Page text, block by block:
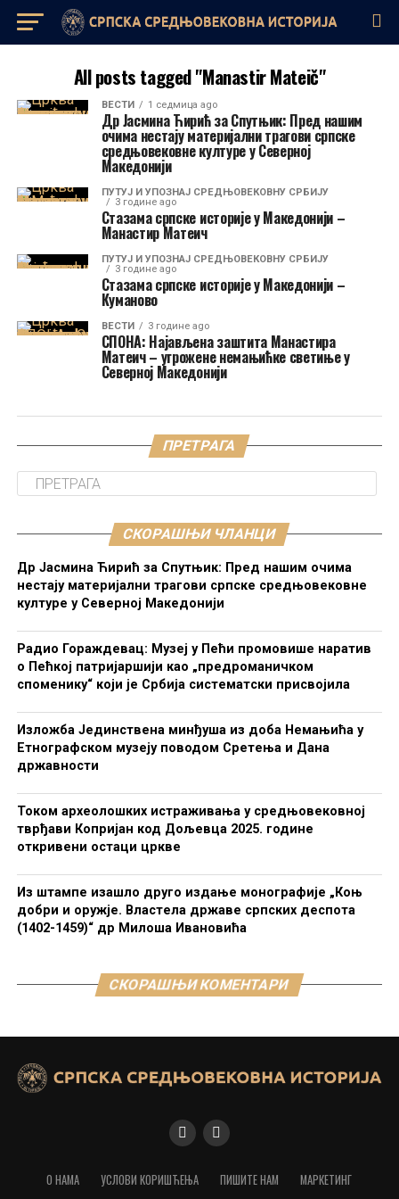
All posts tagged "Manastir Mateič"
ВЕСТИ 1 седмица ago
Др Јасмина Ћирић за Спутњик: Пред нашим
очима нестају материјални трагови српске
средњовековне културе у Северној
Македонији
ПУТУЈ И УПОЗНАЈ СРЕДЊОВЕКОВНУ СРБИЈУ
3 године ago
Стазама српске историје у Македонији –
Манастир Матеич
ПУТУЈ И УПОЗНАЈ СРЕДЊОВЕКОВНУ СРБИЈУ
3 године ago
Стазама српске историје у Македонији –
Куманово
ВЕСТИ 3 године ago
СПОНА: Најављена заштита Манастира
Матеич – угрожене немањићке светиње у
Северној Македонији
ПРЕТРАГА
СКОРАШЊИ ЧЛАНЦИ
Др Јасмина Ћирић за Спутњик: Пред нашим очима
нестају материјални трагови српске средњовековне
културе у Северној Македонији
Радио Гораждевац: Музеј у Пећи промовише наратив
о Пећкој патријаршији као „предроманичком
споменику“ који је Србија систематски присвојила
Изложба Јединствена минђуша из доба Немањића у
Етнографском музеју поводом Сретења и Дана
државности
Током археолошких истраживања у средњовековној
тврђави Копријан код Дољевца 2025. године
откривени остаци цркве
Из штампе изашло друго издање монографије „Коњ
добри и оружје. Властела државе српских деспота
(1402-1459)“ др Милоша Ивановића
СКОРАШЊИ КОМЕНТАРИ
О НАМА УСЛОВИ КОРИШЋЕЊА ПИШИТЕ НАМ МАРКЕТИНГ